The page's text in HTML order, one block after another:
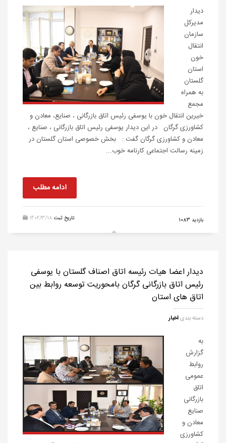
‌دیدار
مدیرکل
سازمان
انتقال
خون
استان
گلستان
به همراه
مجمع
خیرین انتقال خون با یوسفی رئیس اتاق بازرگانی ، صنایع، معادن و
کشاورزی گرگان در این دیدار یوسفی رئیس اتاق بازرگانی ، صنایع ،
معادن و کشاورزی گرگان گفت : بخش خصوصی استان گلستان در
زمینه رسالت اجتماعی کارنامه خوب...
ادامه مطلب
1402/3/18 تاریخ ثبت بازدید 1083
دیدار اعضا هیات رئیسه اتاق اصناف گلستان با یوسفی
رئیس اتاق بازرگانی گرگان بامحوریت توسعه روابط بین
اتاق های استان
دسته بندیاخبار
به
گزارش
روابط
عمومی
اتاق
بازرگانی
صنایع
معادن و
کشاورزی